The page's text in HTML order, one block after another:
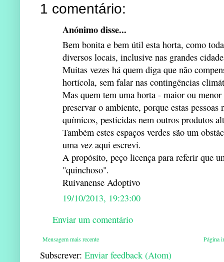
1 comentário:
Anónimo disse...
Bem bonita e bem útil esta horta, como
diversos locais, inclusive nas grandes
Muitas vezes há quem diga que não
hortícola, sem falar nas contingências
Mas quem tem uma horta - maior ou
preservar o ambiente, porque estas
químicos, pesticidas nem outros produtos
Também estes espaços verdes são um
uma vez aqui escrevi.
A propósito, peço licença para referir que
"quinchoso".
Ruivanense Adoptivo
19/10/2013, 19:23:00
Enviar um comentário
Mensagem mais recente Página
Subscrever: Enviar feedback (Atom)